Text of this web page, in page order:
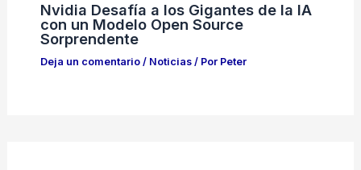
Nvidia Desafía a los Gigantes de la IA
con un Modelo Open Source
Sorprendente
Deja un comentario / Noticias/ Por Peter